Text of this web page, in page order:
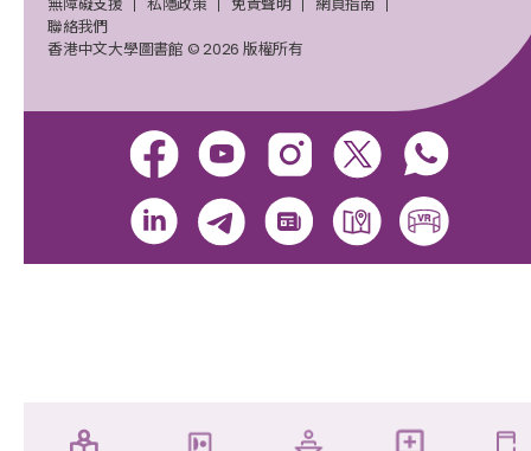
無障礙支援 私隱政策 免責聲明
網頁指南
聯絡我們
香港中文大學圖書館 © 2026 版權所有